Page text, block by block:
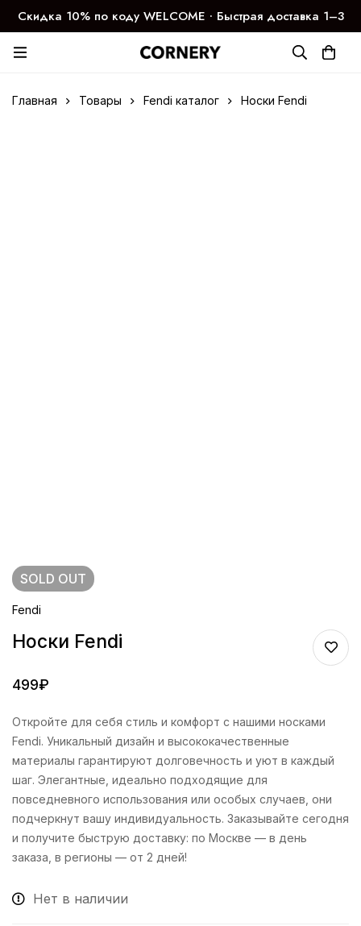
Скидка 10% по коду WELCOME ∙ Быстрая доставка 1–3
дня
Главная Товары Fendi каталог Носки Fendi
SOLD OUT
Fendi
Носки Fendi
499₽
Откройте для себя стиль и комфорт с нашими носками
Fendi. Уникальный дизайн и высококачественные
материалы гарантируют долговечность и уют в каждый
шаг. Элегантные, идеально подходящие для
повседневного использования или особых случаев, они
подчеркнут вашу индивидуальность. Заказывайте сегодня
и получите быструю доставку: по Москве — в день
заказа, в регионы — от 2 дней!
Нет в наличии